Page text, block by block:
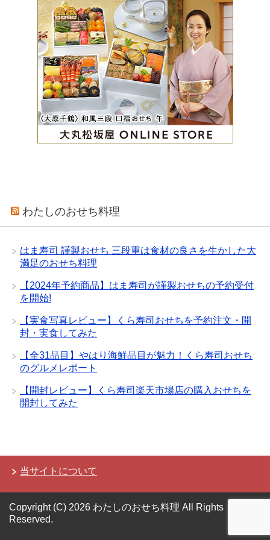
わたしのおせち料理
はま寿司 謹製おせち 三段重は食材の良さを生かした大
満足のおせち料理
【2024年予約商品】はま寿司が謹製おせちの予約受付
を開始!
【実食写真レビュー】くら寿司おせちを予約注文・開
封・実食してみた
【全31品目】やはり海鮮品目が魅力！くら寿司おせち
のグルメレポート
【開封レビュー】くら寿司楽天市場店の購入おせちを
開封してみた
当サイトについて
Copyright (C) 2026 わたしのおせち料理 All Rights
Reserved.